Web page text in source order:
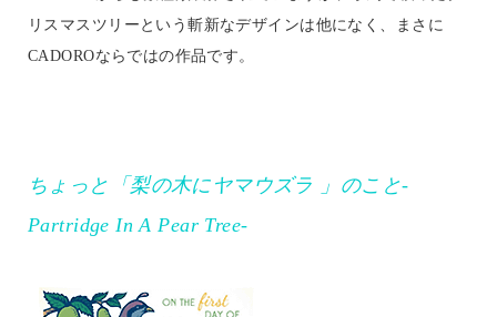
リスマスツリーという斬新なデザインは他になく、まさに
CADOROならではの作品です。
ちょっと「梨の木にヤマウズラ 」のこと-
Partridge In A Pear Tree-